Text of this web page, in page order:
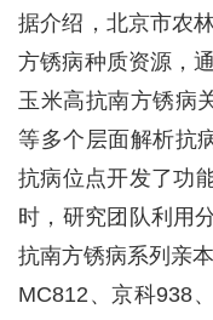
据介绍，北京市农
方锈病种质资源，
玉米高抗南方锈病
等多个层面解析抗
抗病位点开发了功
时，研究团队利用
抗南方锈病系列亲
MC812、京科938